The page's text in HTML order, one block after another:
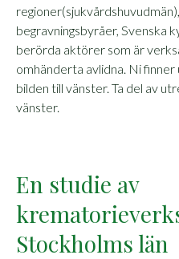
begravningsbyråer, Svenska
berörda aktörer som är
omhänderta avlidna. Ni finner
bilden till vänster. Ta del av
vänster.
En studie av
Stockholms län